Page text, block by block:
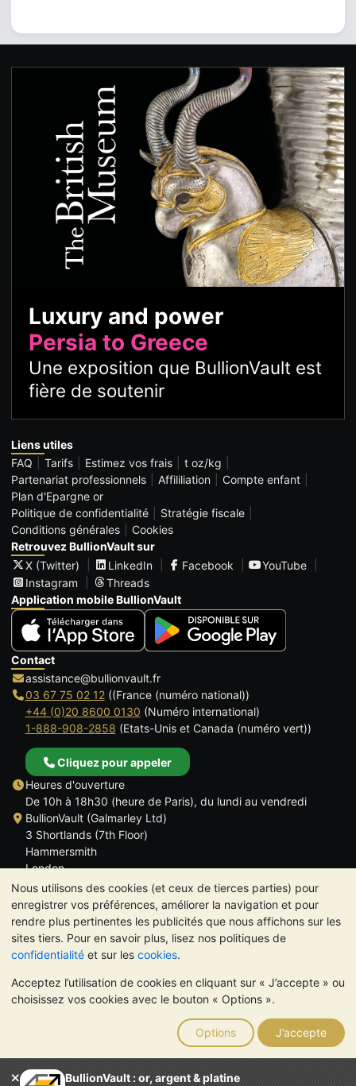
Nous utilisons des cookies (et ceux de tierces parties) pour
enregistrer vos préférences, améliorer la navigation et pour
rendre plus pertinentes les publicités que nous affichons sur les
sites tiers. Pour en savoir plus, lisez nos politiques de
confidentialité et sur les cookies.
Acceptez l’utilisation de cookies en cliquant sur « J’accepte » ou
choisissez vos cookies avec le bouton « Options ».
Options J’accepte
BullionVault : or, argent & platine
Luxury and power
Persia to Greece
Une exposition que BullionVault est
fière de soutenir
Liens utiles
FAQ
Tarifs Estimez vos frais
t oz/kg
Partenariat professionnels
Affililiation
Compte enfant
Plan d'Epargne or
Politique de confidentialité
Stratégie fiscale
Conditions générales
Cookies
Retrouvez BullionVault sur
X (Twitter)
LinkedIn Facebook
YouTube
Instagram
Threads
Application mobile BullionVault
Contact
assistance@bullionvault.fr
03 67 75 02 12((France (numéro national))
+44 (0)20 8600 0130 (Numéro international)
1-888-908-2858 (Etats-Unis et Canada (numéro vert))
Cliquez pour appeler
Heures d'ouverture
De 10h à 18h30 (heure de Paris), du lundi au vendredi
BullionVault (Galmarley Ltd)
3 Shortlands (7th Floor)
Hammersmith
London
W6 8DA
ROYAUME UNI
TrustScore 4.6 | 534 avis
VEUILLEZ NOTER: La valeur des métaux précieux peut aussi
bien baisser qu'augmenter. Les tendances historiques ne
garantissent pas l'évolution future des cours. Rien sur les sites
Internet de BullionVault ou dans ses communications ne
constitue un conseil en investissement. Demander l'avis d'un